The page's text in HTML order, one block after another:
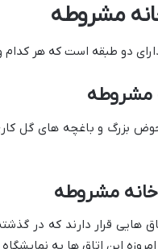
مشروطه
دو طبقه است که هر کدام
مشروطه
بزرگ و باغچه های گل
مشروطه
هایی قرار دارند که در